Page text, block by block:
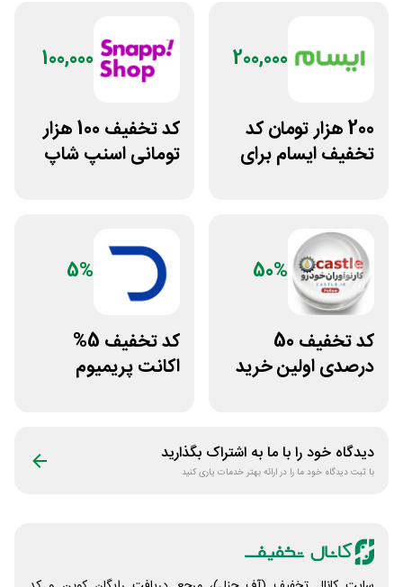
200,000
200 هزار تومان کد
تخفیف ایسام برای
100,000
کد تخفیف 100 هزار
تومانی اسنپ شاپ
50%
کد تخفیف 50
درصدی اولین خرید
5%
کد تخفیف 5%
اکانت پریمیوم
دیدگاه خود را با ما به اشتراک بگذارید
با ثبت دیدگاه خود ما را در ارائه بهتر خدمات یاری کنید